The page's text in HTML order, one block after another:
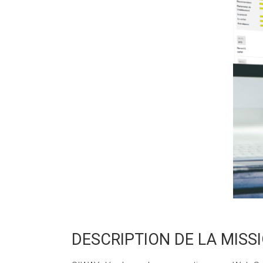
DESCRIPTION DE LA